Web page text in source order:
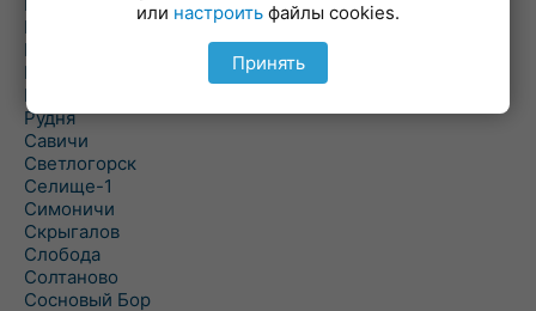
Речица
Ровенская Слобода
Рогачев
Рогинь
Рудня
Савичи
Светлогорск
Селище-1
Симоничи
Скрыгалов
Слобода
Солтаново
Сосновый Бор
или настроить файлы cookies.
Принять